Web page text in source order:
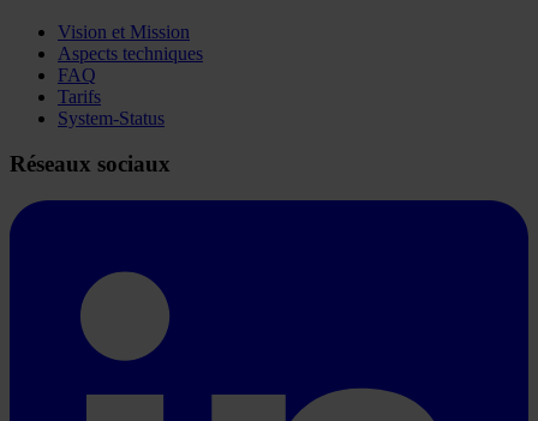
Vision et Mission
Aspects techniques
FAQ
Tarifs
System-Status
Réseaux sociaux